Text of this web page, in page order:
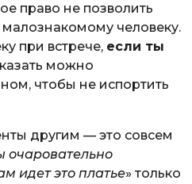
право не позволить
малознакомому человеку.
при встрече, если ты
можно
чтобы не испортить
другим — это совсем
очаровательно
идет это платье» только